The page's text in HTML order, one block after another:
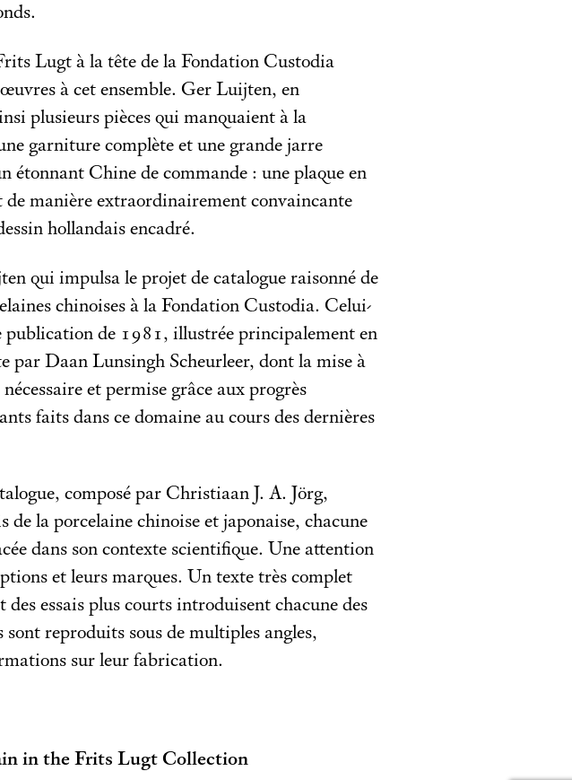
Lugt à la tête de la Fondation Custodia
à cet ensemble. Ger Luijten, en
plusieurs pièces qui manquaient à la
garniture complète et une grande jarre
étonnant Chine de commande : une plaque en
manière extraordinairement convaincante
hollandais encadré.
qui impulsa le projet de catalogue raisonné de
chinoises à la Fondation Custodia. Celui-
publication de 1981, illustrée principalement en
par Daan Lunsingh Scheurleer, dont la mise à
et permise grâce aux progrès
faits dans ce domaine au cours des dernières
composé par Christiaan J. A. Jörg,
de la porcelaine chinoise et japonaise, chacune
dans son contexte scientifique. Une attention
et leurs marques. Un texte très complet
essais plus courts introduisent chacune des
sont reproduits sous de multiples angles,
sur leur fabrication.
in the Frits Lugt Collection